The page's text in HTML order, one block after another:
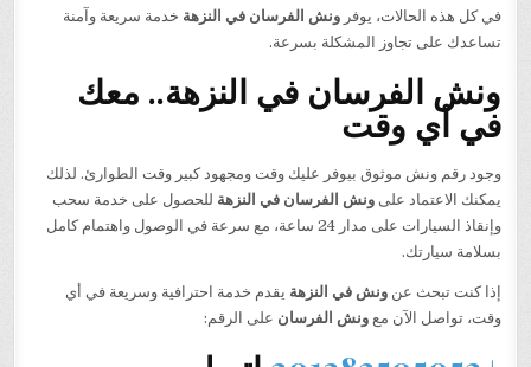
في كل هذه الحالات، يوفرونش الفرسان في النزهة خدمة سريعة وآمنة
تساعدك على تجاوز المشكلة بسرعة.
ونش الفرسان في النزهة.. معك
في أي وقت
وجود رقم ونش موثوق بيوفر عليك وقت ومجهود كبير وقت الطوارئ. لذلك
يمكنك الاعتماد علىونش الفرسان في النزهة للحصول على خدمة سحب
وإنقاذ السيارات على مدار 24 ساعة، مع سرعة في الوصول واهتمام كامل
بسلامة سيارتك.
إذا كنت تبحث عنونش في النزهة يقدم خدمة احترافية وسريعة في أي
وقت، تواصل الآن معونش الفرسان على الرقم: